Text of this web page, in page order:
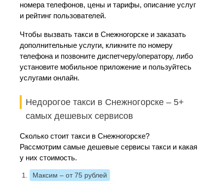
номера телефонов, цены и тарифы, описание услуг
и рейтинг пользователей.
Чтобы вызвать такси в Снежногорске и заказать
дополнительные услуги, кликните по номеру
телефона и позвоните диспетчеру/оператору, либо
установите мобильное приложение и пользуйтесь
услугами онлайн.
Недорогое такси в Снежногорске – 5+
самых дешевых сервисов
Сколько стоит такси в Снежногорске?
Рассмотрим самые дешевые сервисы такси и какая
у них стоимость.
Максим – от 75 рублей